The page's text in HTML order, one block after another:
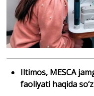
Iltimos, MESCA
faoliyati haqida